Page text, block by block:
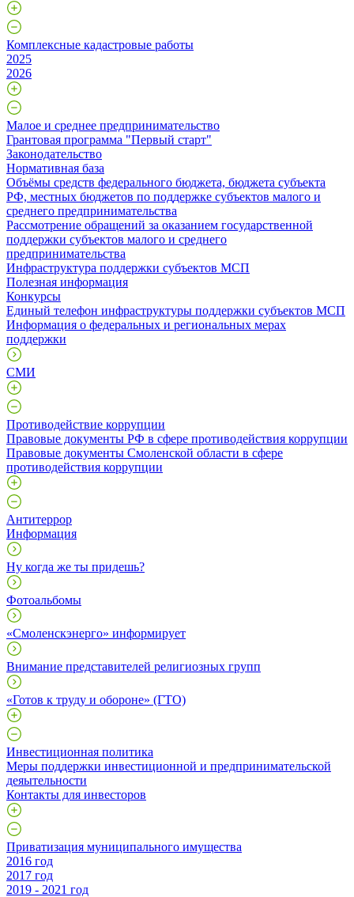
Комплексные кадастровые работы
2025
2026
Малое и среднее предпринимательство
Грантовая программа "Первый старт"
Законодательство
Нормативная база
Объёмы средств федерального бюджета, бюджета субъекта
РФ, местных бюджетов по поддержке субъектов малого и
среднего предпринимательства
Рассмотрение обращений за оказанием государственной
поддержки субъектов малого и среднего
предпринимательства
Инфраструктура поддержки субъектов МСП
Полезная информация
Конкурсы
Единый телефон инфраструктуры поддержки субъектов МСП
Информация о федеральных и региональных мерах
поддержки
СМИ
Противодействие коррупции
Правовые документы РФ в сфере противодействия коррупции
Правовые документы Смоленской области в сфере
противодействия коррупции
Антитеррор
Информация
Ну когда же ты придешь?
Фотоальбомы
«Смоленскэнерго» информирует
Внимание представителей религиозных групп
«Готов к труду и обороне» (ГТО)
Инвестиционная политика
Меры поддержки инвестиционной и предпринимательской
деяытельности
Контакты для инвесторов
Приватизация муниципального имущества
2016 год
2017 год
2019 - 2021 год